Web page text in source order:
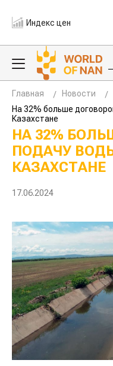
Индекс цен
Главная
Новости
На 32% больше
Казахстане
НА 32%
ПОДАЧУ
КАЗАХСТАНЕ
17.06.2024